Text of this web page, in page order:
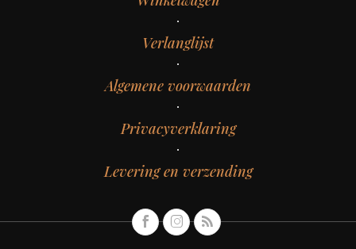
Verlanglijst
Algemene voorwaarden
Privacyverklaring
Levering en verzending